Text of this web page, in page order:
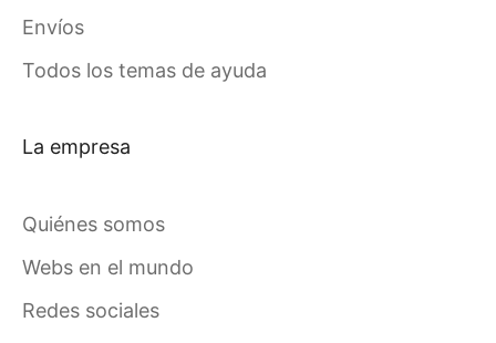
Envíos
Todos los temas de ayuda
La empresa
Quiénes somos
Webs en el mundo
Redes sociales